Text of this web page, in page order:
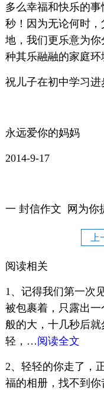
多么幸福和快乐的
秒！因为无论何时
地，我们更乐意为
种其乐融融的家庭环
祝儿子在初中学习进
永远爱你的妈妈
2014-9-17
一 封信作文 网为你
阅读相关
1、记得我们第一次
被包裹着，只露出
般的大，十几秒后
轻，…阅读全文
2、轻轻的你走了，
福的相册，找不到你